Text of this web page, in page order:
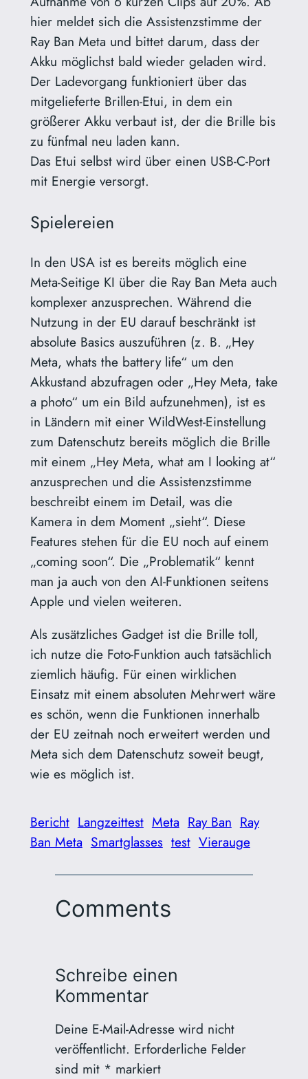
hier meldet sich die Assistenzstimme der
Ray Ban Meta und bittet darum, dass der
Akku möglichst bald wieder geladen wird.
Der Ladevorgang funktioniert über das
mitgelieferte Brillen-Etui, in dem ein
größerer Akku verbaut ist, der die Brille bis
zu fünfmal neu laden kann.
Das Etui selbst wird über einen USB-C-Port
mit Energie versorgt.
Spielereien
In den USA ist es bereits möglich eine
Meta-Seitige KI über die Ray Ban Meta auch
komplexer anzusprechen. Während die
Nutzung in der EU darauf beschränkt ist
absolute Basics auszuführen (z. B. „Hey
Meta, whats the battery life“ um den
Akkustand abzufragen oder „Hey Meta, take
a photo“ um ein Bild aufzunehmen), ist es
in Ländern mit einer WildWest-Einstellung
zum Datenschutz bereits möglich die Brille
mit einem „Hey Meta, what am I looking at“
anzusprechen und die Assistenzstimme
beschreibt einem im Detail, was die
Kamera in dem Moment „sieht“. Diese
Features stehen für die EU noch auf einem
„coming soon“. Die „Problematik“ kennt
man ja auch von den AI-Funktionen seitens
Apple und vielen weiteren.
Als zusätzliches Gadget ist die Brille toll,
ich nutze die Foto-Funktion auch tatsächlich
ziemlich häufig. Für einen wirklichen
Einsatz mit einem absoluten Mehrwert wäre
es schön, wenn die Funktionen innerhalb
der EU zeitnah noch erweitert werden und
Meta sich dem Datenschutz soweit beugt,
wie es möglich ist.
Bericht Langzeittest Meta Ray Ban Ray
Ban Meta Smartglasses test Vierauge
Comments
Schreibe einen
Kommentar
Deine E-Mail-Adresse wird nicht
veröffentlicht. Erforderliche Felder
sind mit * markiert